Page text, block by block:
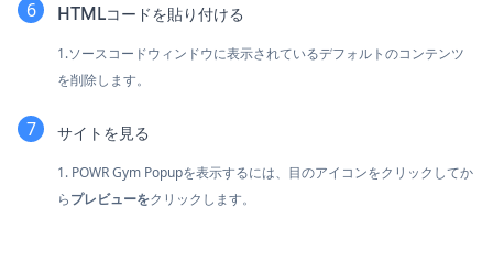
HTMLコードを貼り付ける
1.ソースコードウィンドウに表示されているデフォルトのコンテンツ
を削除します。
サイトを見る
1. POWR Gym Popupを表示するには、目のアイコンをクリックしてか
らプレビューをクリックします。